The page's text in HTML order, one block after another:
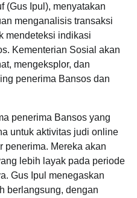
(Gus Ipul), menyatakan
menganalisis transaksi
mendeteksi indikasi
Kementerian Sosial akan
mengeksplor, dan
penerima Bansos dan
penerima Bansos yang
untuk aktivitas judi online
penerima. Mereka akan
lebih layak pada periode
Gus Ipul menegaskan
berlangsung, dengan